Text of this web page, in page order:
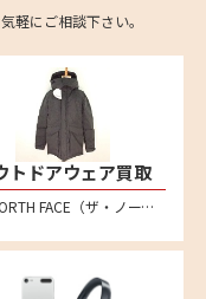
軽にご相談下さい。
トドアウェア買取
THE NORTH FACE（ザ・ノース・フェイス）、 Patagonia（パタゴニア）、Columbia（コロンビア）、mont-bell（モンベル）、アークテリクス、スノーピーク、ナンガ、ACRONYM(アクロニウム)といった人気メーカー品を売るならリムーブへ。特にダウンジャケットなどを中心に買取強化中！